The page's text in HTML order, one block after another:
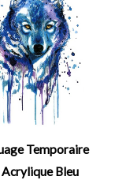
Temporaire
Acrylique Bleu